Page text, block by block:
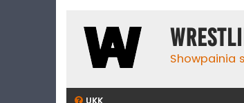
Showpainia
UKK